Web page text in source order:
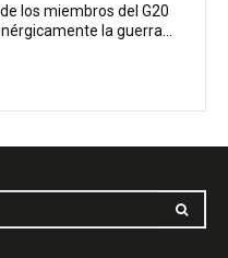
los miembros del G20
la guerra...